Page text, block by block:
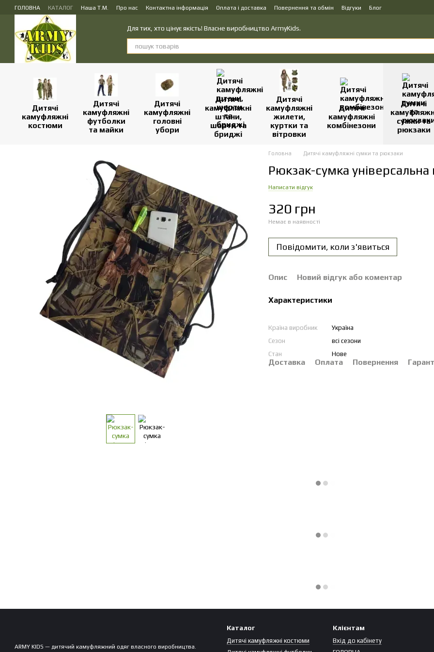
Перейти до основного контенту
ГОЛОВНА КАТАЛОГ Наша Т.М. Про нас Контактна інформація Оплата і доставка Повернення та обмін Відгуки
Блог
ПУБЛІЧНИЙ ДОГОВІР (ОФЕРТА) на замовлення, купівлю-продаж і доставку товарів
Для тих, хто цінує якість! Власне виробництво ArmyKids.
Дитячі
камуфляжні
костюми
Дитячі
камуфляжні
футболки
та майки
Дитячі
камуфляжні
головні
убори
Дитячі
камуфляжні
штани,
шорти та
бриджі
Дитячі
камуфляжні
жилети,
куртки та
вітровки
Дитячі
камуфляжні
комбінезони
Дитячі
сумки та
рюкзаки
Головна Дитячі камуфляжні сумки та рюкзаки
Рюкзак-сумка
Написати відгук
320 грн
Немає в наявності
Повідомити, коли з'явиться
Опис Новий відгук або коментар
Характеристики
Країна виробник
Україна
Сезон
всі сезони
Стан
Нове
Доставка Оплата Повернення
ARMY KIDS — дитячий камуфляжний одяг власного виробництва.
Каталог
Дитячі камуфляжні костюми
Клієнтам
Вхід до кабінету